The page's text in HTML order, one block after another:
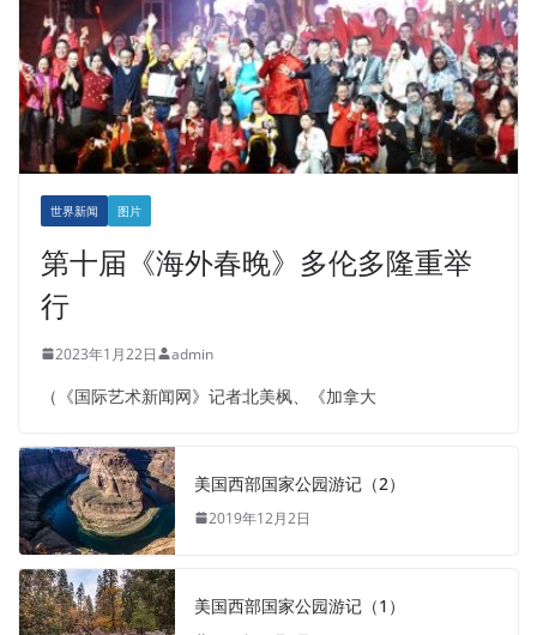
世界新闻 图片
第十届《海外春晚》多伦多隆重举
行
2023年1月22日 admin
（《国际艺术新闻网》记者北美枫、《加拿大
美国西部国家公园游记（2）
2019年12月2日
美国西部国家公园游记（1）